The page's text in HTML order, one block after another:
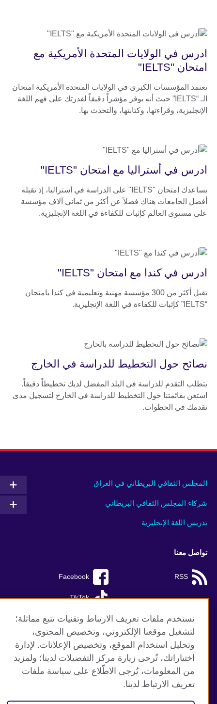
ادرس في الولايات المتحدة الأمريكية مع
امتحان "IELTS"
تعتمد المؤسسات الكبرى في الولايات المتحدة الأمريكية امتحان
الـ “IELTS” حيث أنه يوفر مؤشراً دقيقاً لقدرتك على فهم اللغة
الإنجليزية، وقراءتها، وكتابتها، والتحدث بها.
ادرس في أستراليا مع امتحان "IELTS"
يساعدك امتحان "IELTS" على الدراسة في أستراليا، إذ تقبله
أفضل الجامعات هناك فضلاً عن أكثر من ثماني آلاف مؤسسة
على مستوى العالم كإثبات للكفاءة في اللغة الإنجليزية.
ادرس في كندا مع امتحان "IELTS"
تقبل أكثر من 300 مؤسسة مهنية وتعليمية في كندا بامتحان
“IELTS” كإثبات للكفاءة في اللغة الإنجليزية.
نصائح حول التخطيط للدراسة في الخارج
يتطلب التقدم للدراسة في البلد المفضل لديك تخطيطاً دقيقاً.
استعن بقائمتنا حول التخطيط للدراسة في الخارج لتسجيل مدى
تقدمك في الخطوات.
المجلس الثقافي البريطاني في العراق
شركاء المجلس الثقافي البريطاني
تدريس اللغة الإنجليزية
تواصل معنا
Facebook RSS
TikTok
موقع المجلس الثقافي البريطاني العالمي
الخصوصية وشروط الاستخدام
ملفات تعريف الإرتباط
خريطة الموقع
نستخدم ملفات تعريف الارتباط وتقنيات تتبع مماثلة؛
لتشغيل موقعنا الإلكتروني، وتخصيص المحتوى،
وتحليل استخدام الموقع، وتخصيص الإعلانات. لإدارة
اختياراتك، تُرجى زيارة مركز التفضيلات لدينا؛ ولمزيد
من المعلومات، يُرجى الاطّلاع على سياسة ملفات
تعريف الارتباط لدينا.